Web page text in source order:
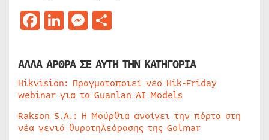
Facebook
LinkedIn
Messenger
ΑΛΛΑ ΑΡΘΡΑ ΣΕ ΑΥΤΗ ΤΗΝ ΚΑΤΗΓΟΡΙΑ
Hikvision: Πραγματοποιεί νέο Hik-Friday
webinar για τα Guanlan AI Models
Rakson S.A.: Η Μούρθια ανοίγει την πόρτα στη
νέα γενιά θυροτηλεόρασης της Golmar